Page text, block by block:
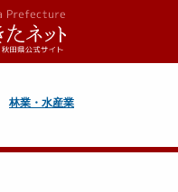
林業・水産業